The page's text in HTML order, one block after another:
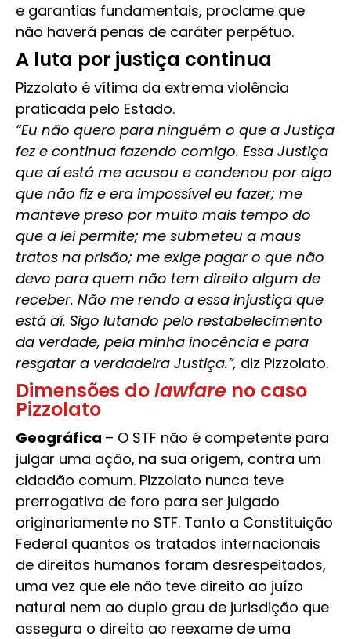
e garantias fundamentais, proclame que
não haverá penas de caráter perpétuo.
A luta por justiça continua
Pizzolato é vítima da extrema violência
praticada pelo Estado.
“Eu não quero para ninguém o que a Justiça
fez e continua fazendo comigo. Essa Justiça
que aí está me acusou e condenou por algo
que não fiz e era impossível eu fazer; me
manteve preso por muito mais tempo do
que a lei permite; me submeteu a maus
tratos na prisão; me exige pagar o que não
devo para quem não tem direito algum de
receber. Não me rendo a essa injustiça que
está aí. Sigo lutando pelo restabelecimento
da verdade, pela minha inocência e para
resgatar a verdadeira Justiça.”, diz Pizzolato.
Dimensões dolawfare no caso
Pizzolato
Geográfica – O STF não é competente para
julgar uma ação, na sua origem, contra um
cidadão comum. Pizzolato nunca teve
prerrogativa de foro para ser julgado
originariamente no STF. Tanto a Constituição
Federal quantos os tratados internacionais
de direitos humanos foram desrespeitados,
uma vez que ele não teve direito ao juízo
natural nem ao duplo grau de jurisdição que
assegura o direito ao reexame de uma